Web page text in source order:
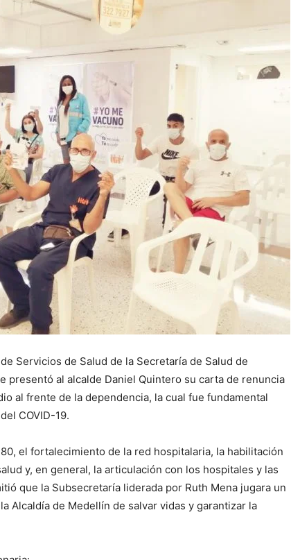
Servicios de Salud de la Secretaría de Salud de
presentó al alcalde Daniel Quintero su carta de renuncia
al frente de la dependencia, la cual fue fundamental
COVID-19.
el fortalecimiento de la red hospitalaria, la habilitación
y, en general, la articulación con los hospitales y las
que la Subsecretaría liderada por Ruth Mena jugara un
Alcaldía de Medellín de salvar vidas y garantizar la